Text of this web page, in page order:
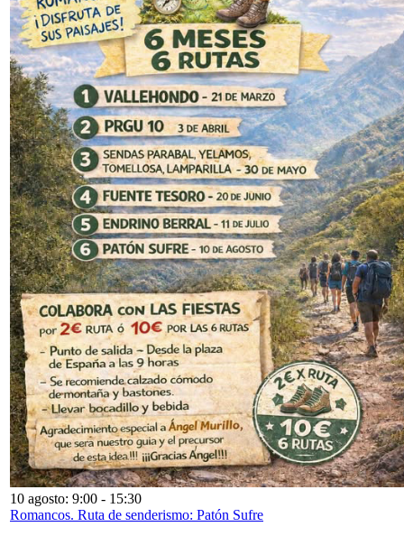
10 agosto: 9:00 - 15:30
Romancos. Ruta de senderismo: Patón Sufre